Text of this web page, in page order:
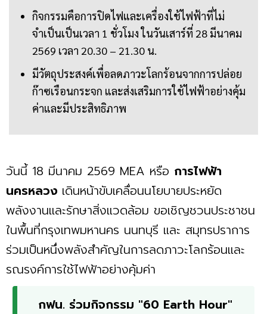
กิจกรรมคือการปิดไฟและเครื่องใช้ไฟฟ้าที่ไม่
จำเป็นเป็นเวลา 1 ชั่วโมง ในวันเสาร์ที่ 28 มีนาคม
2569 เวลา 20.30 – 21.30 น.
มีวัตถุประสงค์เพื่อลดภาวะโลกร้อนจากการปล่อย
ก๊าซเรือนกระจก และส่งเสริมการใช้ไฟฟ้าอย่างคุ้ม
ค่าและมีประสิทธิภาพ
วันนี้ 18 มีนาคม 2569 MEA หรือ การไฟฟ้า
นครหลวง เดินหน้าขับเคลื่อนนโยบายประหยัด
พลังงานและรักษาสิ่งแวดล้อม ขอเชิญชวนประชาชน
ในพื้นที่กรุงเทพมหานคร นนทบุรี และ สมุทรปราการ
ร่วมเป็นหนึ่งพลังสำคัญในการลดภาวะโลกร้อนและ
รณรงค์การใช้ไฟฟ้าอย่างคุ้มค่า
กฟน. ร่วมกิจกรรม "60 Earth Hour"